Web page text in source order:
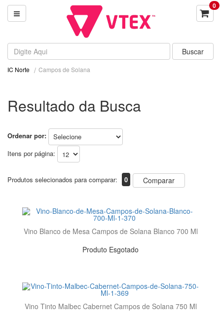
0
IC Norte Campos de Solana
Resultado da Busca
Ordenar por:
Itens por página:
Produtos selecionados para comparar: 0 Comparar
Vino Blanco de Mesa Campos de Solana Blanco 700 Ml
Produto Esgotado
Vino Tinto Malbec Cabernet Campos de Solana 750 Ml